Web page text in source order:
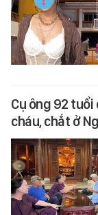
Cụ ông 92 tuổi
cháu, chắt ở